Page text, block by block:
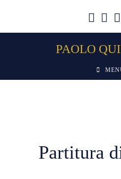
PAOLO
Partitura